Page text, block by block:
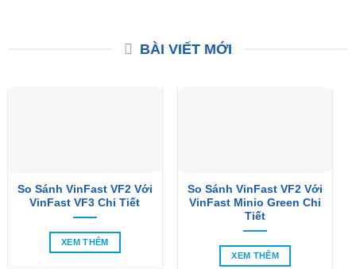
BÀI VIẾT MỚI
So Sánh VinFast VF2 Với
VinFast VF3 Chi Tiết
XEM THÊM
So Sánh VinFast VF2 Với
VinFast Minio Green Chi
Tiết
XEM THÊM